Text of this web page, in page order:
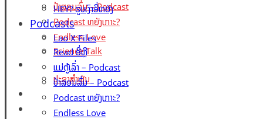
ປ້າສອນລົ່ມ – Podcast
Podcast ຫຍັງເກາະ?
Endless Love
Science Talk
Events
ປະຊາສຳພັນ
ກ່ຽວກັບ
ຕິດຕໍ່ໂຄສະນາ
HEY? ຮູບເງົາອີ່ຫຍັງ
Podcasts
Lao X Files
Read ອີ່ຫຼີ
ແມ່ຕູ້ເລົ່າ – Podcast
ປ້າສອນລົ່ມ – Podcast
Podcast ຫຍັງເກາະ?
Endless Love